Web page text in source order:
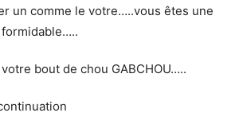
un comme le votre…..vous êtes une
formidable…..
bout de chou GABCHOU…..